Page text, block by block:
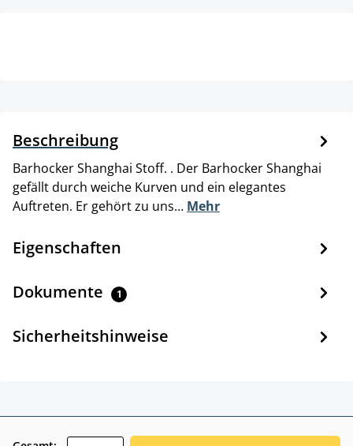
Beschreibung
Barhocker Shanghai Stoff. . Der Barhocker Shanghai
gefällt durch weiche Kurven und ein elegantes
Auftreten. Er gehört zu uns… Mehr
Eigenschaften
Dokumente 1
Sicherheitshinweise